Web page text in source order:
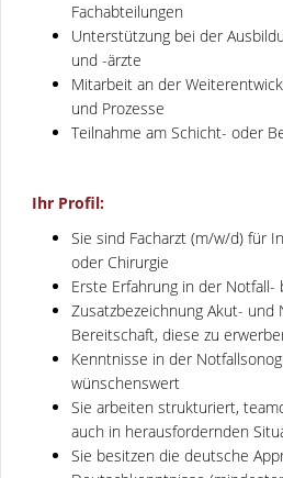
Fachabteilungen
Unterstützung bei der
und -ärzte
Mitarbeit an der
und Prozesse
Teilnahme am Schicht- oder
Ihr Profil:
Sie sind Facharzt (m/w/d) für
oder Chirurgie
Erste Erfahrung in der Notfall-
Zusatzbezeichnung Akut- und
Bereitschaft, diese zu
Kenntnisse in der
wünschenswert
Sie arbeiten strukturiert,
auch in herausfordernden
Sie besitzen die deutsche